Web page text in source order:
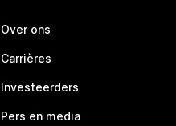
Over ons
Carrières
Investeerders
Pers en media